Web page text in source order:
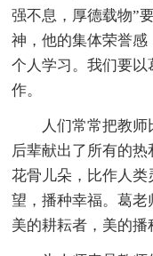
强不息，厚德载物”
神，他的集体荣誉
个人学习。我们要
作。
人们常常把教
后辈献出了所有的
花骨儿朵，比作人
望，播种幸福。葛
美的耕耘者，美的播